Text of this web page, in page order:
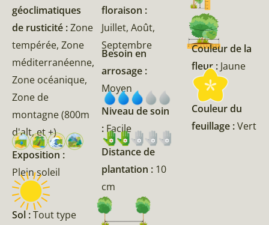
géoclimatiques
de rusticité :Zone
tempérée, Zone
méditerranéenne,
Zone océanique,
Zone de
montagne (800m
d'alt, et +)
Exposition :
Plein soleil
Sol :Tout type
floraison :
Juillet, Août,
Septembre
Besoin en
arrosage :
Moyen
Niveau de soin
: Facile
Distance de
plantation : 10
cm
Couleur de la
fleur : Jaune
Couleur du
feuillage :Vert